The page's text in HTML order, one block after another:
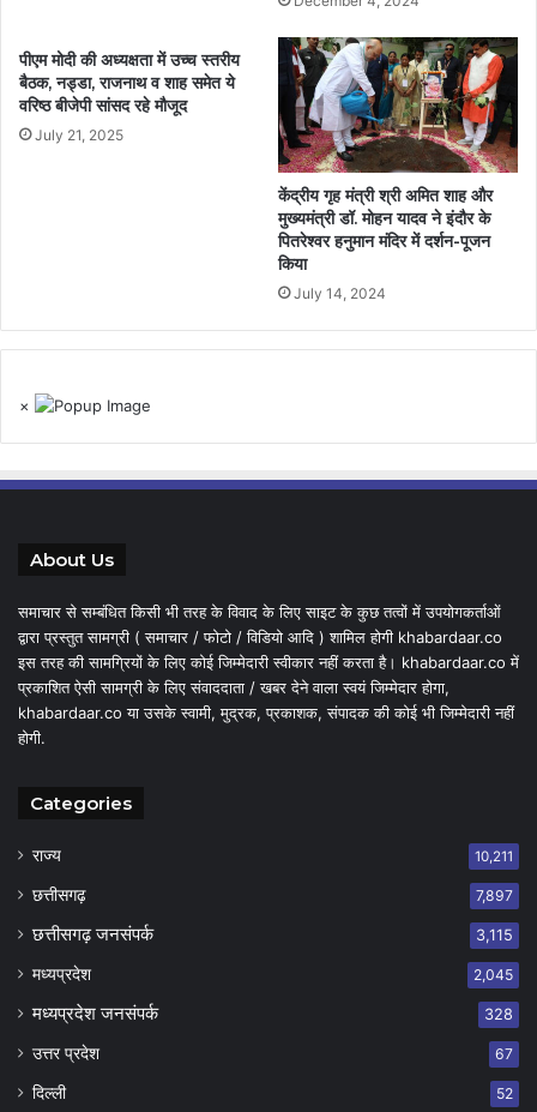
पीएम मोदी की अध्यक्षता में उच्च स्तरीय
बैठक, नड्डा, राजनाथ व शाह समेत ये
वरिष्ठ बीजेपी सांसद रहे मौजूद
July 21, 2025
केंद्रीय गृह मंत्री श्री अमित शाह और
मुख्यमंत्री डॉ. मोहन यादव ने इंदौर के
पितरेश्वर हनुमान मंदिर में दर्शन-पूजन
किया
July 14, 2024
×
About Us
समाचार से सम्बंधित किसी भी तरह के विवाद के लिए साइट के कुछ तत्वों में उपयोगकर्ताओं
द्वारा प्रस्तुत सामग्री ( समाचार / फोटो / विडियो आदि ) शामिल होगी khabardaar.co
इस तरह की सामग्रियों के लिए कोई जिम्मेदारी स्वीकार नहीं करता है। khabardaar.co में
प्रकाशित ऐसी सामग्री के लिए संवाददाता / खबर देने वाला स्वयं जिम्मेदार होगा,
khabardaar.co या उसके स्वामी, मुद्रक, प्रकाशक, संपादक की कोई भी जिम्मेदारी नहीं
होगी.
Categories
राज्य 10,211
छत्तीसगढ़ 7,897
छत्तीसगढ़ जनसंपर्क 3,115
मध्यप्रदेश 2,045
मध्यप्रदेश जनसंपर्क 328
उत्तर प्रदेश 67
दिल्ली 52